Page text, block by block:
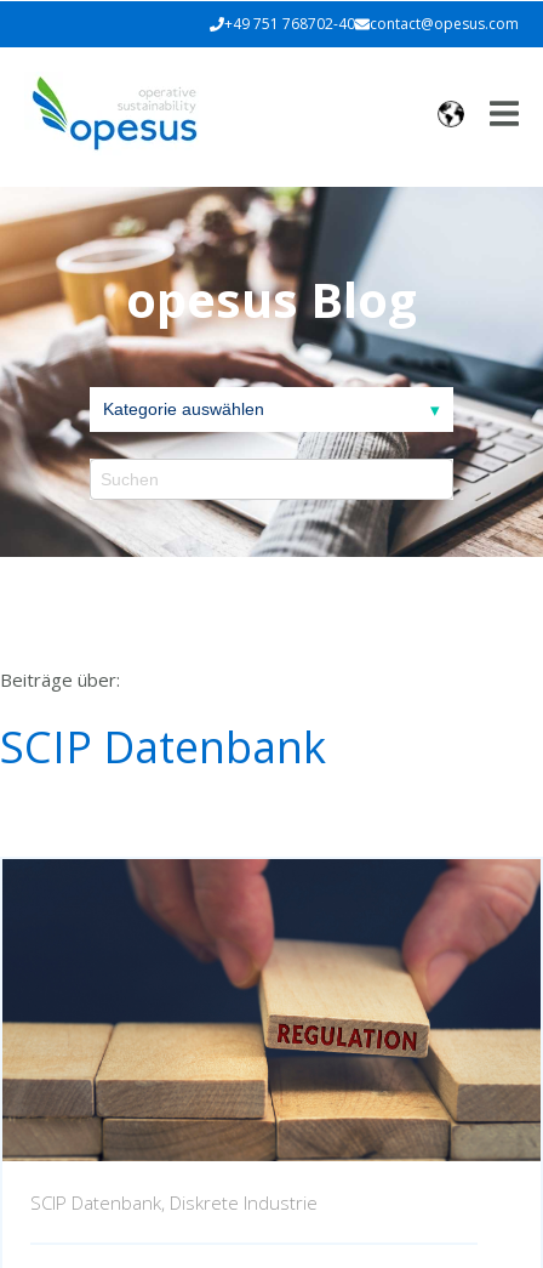
+49 751 768702-40 contact@opesus.com
opesus Blog
Beiträge über:
SCIP Datenbank
SCIP Datenbank, Diskrete Industrie